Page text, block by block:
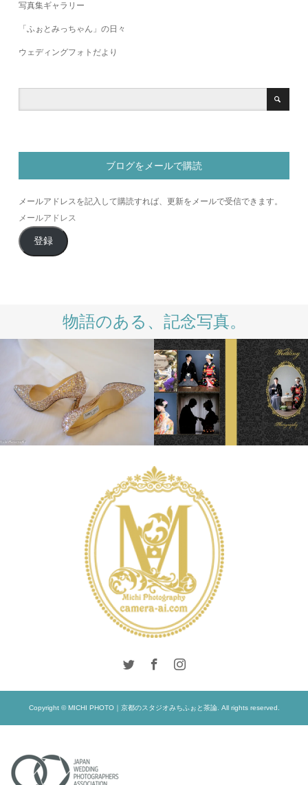
写真集ギャラリー
「ふぉとみっちゃん」の日々
ウェディングフォトだより
ブログをメールで購読
メールアドレスを記入して購読すれば、更新をメールで受信できます。
メ
ー
ル
登録
物語のある、記念写真。
WEDDING
PHOTO SALON
PRODUCTS
WEDDING DAY
Copyright © MICHI PHOTO｜京都のスタジオみちふぉと茶論. All rights reserved.